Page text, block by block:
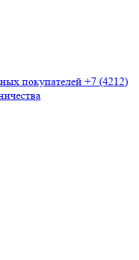
покупателей +7 (4212)